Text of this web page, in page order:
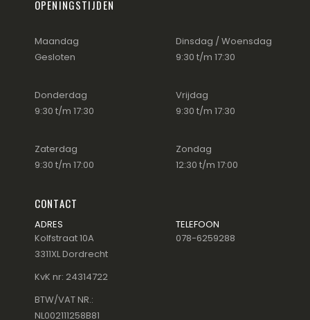
OPENINGSTIJDEN
Maandag
Gesloten
Dinsdag / Woensdag
9:30 t/m 17:30
Donderdag
9:30 t/m 17:30
Vrijdag
9:30 t/m 17:30
Zaterdag
9:30 t/m 17:00
Zondag
12:30 t/m 17:00
CONTACT
ADRES
Kolfstraat 10A
3311XL Dordrecht
KvK nr: 24314722
BTW/VAT NR.:
NL002111258B81
TELEFOON
078-6259288